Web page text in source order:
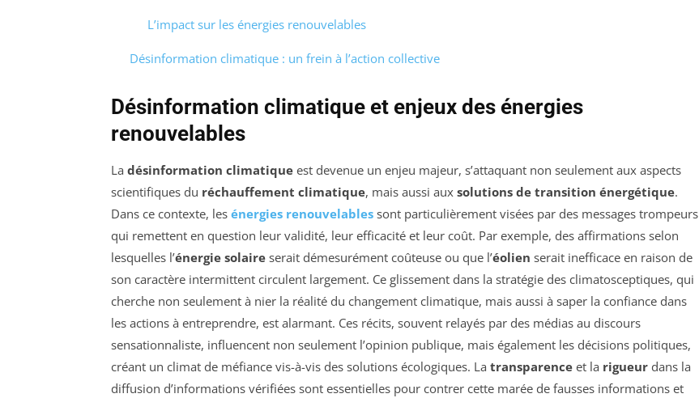
L’impact sur les énergies renouvelables
Désinformation climatique : un frein à l’action collective
Désinformation climatique et enjeux des énergies
renouvelables
La désinformation climatique est devenue un enjeu majeur, s’attaquant non seulement aux aspects
scientifiques du réchauffement climatique, mais aussi aux solutions de transition énergétique.
Dans ce contexte, les énergies renouvelables sont particulièrement visées par des messages trompeurs
qui remettent en question leur validité, leur efficacité et leur coût. Par exemple, des affirmations selon
lesquelles l’énergie solaire serait démesurément coûteuse ou que l’éolien serait inefficace en raison de
son caractère intermittent circulent largement. Ce glissement dans la stratégie des climatosceptiques, qui
cherche non seulement à nier la réalité du changement climatique, mais aussi à saper la confiance dans
les actions à entreprendre, est alarmant. Ces récits, souvent relayés par des médias au discours
sensationnaliste, influencent non seulement l’opinion publique, mais également les décisions politiques,
créant un climat de méfiance vis-à-vis des solutions écologiques. La transparence et la rigueur dans la
diffusion d’informations vérifiées sont essentielles pour contrer cette marée de fausses informations et